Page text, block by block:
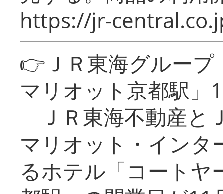
https://jr-
👉ＪＲ東海グルー
マリオット京都駅」
ＪＲ東海不動産と
マリオット・インタ
るホテル「コートヤ